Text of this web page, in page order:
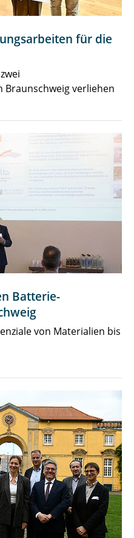
für die
verliehen
Batterie-
von Materialien bis